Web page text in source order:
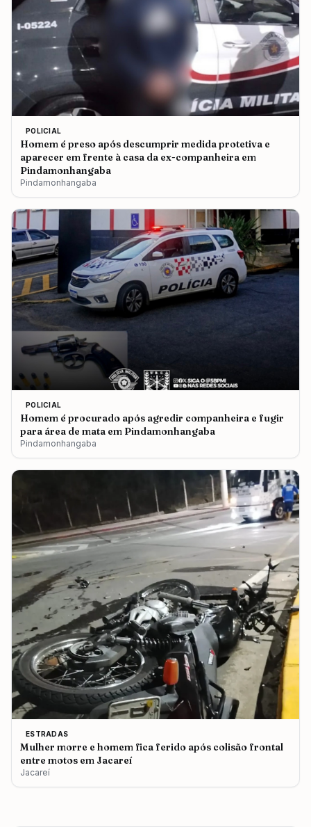
POLICIAL
Homem é preso após descumprir medida protetiva e
aparecer em frente à casa da ex-companheira em
Pindamonhangaba
Pindamonhangaba
POLICIAL
Homem é procurado após agredir companheira e fugir
para área de mata em Pindamonhangaba
Pindamonhangaba
ESTRADAS
Mulher morre e homem fica ferido após colisão frontal
entre motos em Jacareí
Jacareí